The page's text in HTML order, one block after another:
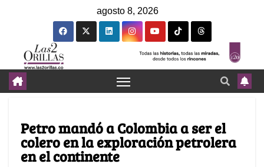
agosto 8, 2026
Petro mandó a Colombia a ser el
colero en la exploración petrolera
en el continente